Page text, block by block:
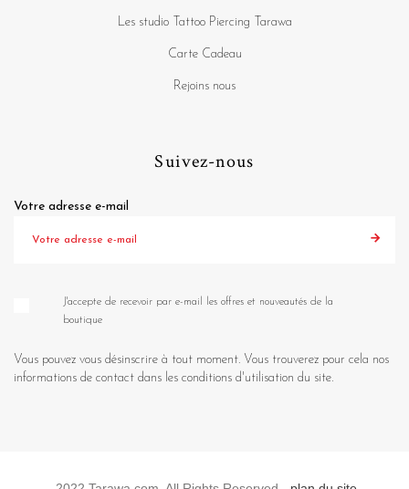
Les studio Tattoo Piercing Tarawa
Carte Cadeau
Rejoins nous
Suivez-nous
Votre adresse e-mail
J'accepte de recevoir par e-mail les offres et nouveautés de la
boutique
Vous pouvez vous désinscrire à tout moment. Vous trouverez pour cela nos
informations de contact dans les conditions d'utilisation du site.